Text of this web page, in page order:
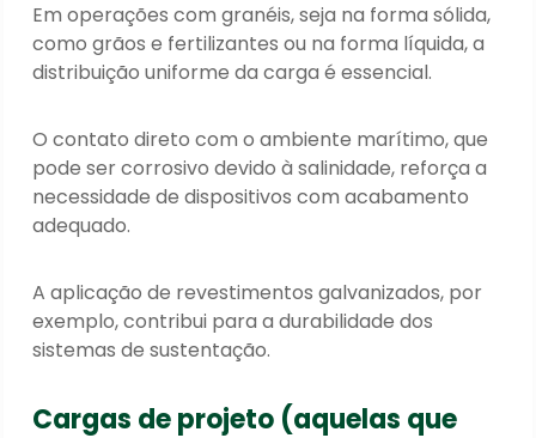
Em operações com granéis, seja na forma sólida,
como grãos e fertilizantes ou na forma líquida, a
distribuição uniforme da carga é essencial.
O contato direto com o ambiente marítimo, que
pode ser corrosivo devido à salinidade, reforça a
necessidade de dispositivos com acabamento
adequado.
A aplicação de revestimentos galvanizados, por
exemplo, contribui para a durabilidade dos
sistemas de sustentação.
Cargas de projeto (aquelas que